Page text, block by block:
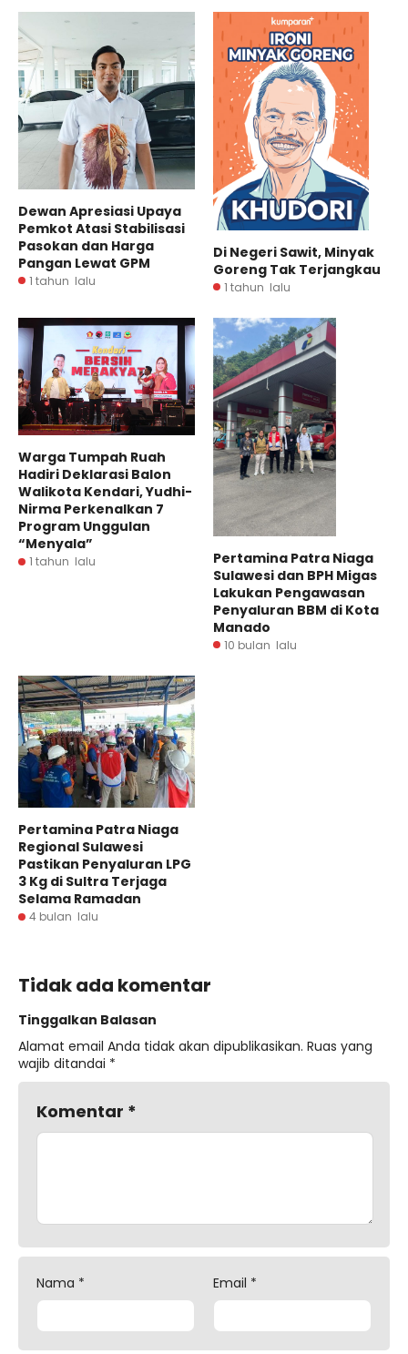
Dewan Apresiasi Upaya
Pemkot Atasi Stabilisasi
Pasokan dan Harga
Pangan Lewat GPM
1 tahun lalu
Di Negeri Sawit, Minyak
Goreng Tak Terjangkau
1 tahun lalu
Warga Tumpah Ruah
Hadiri Deklarasi Balon
Walikota Kendari, Yudhi-
Nirma Perkenalkan 7
Program Unggulan
“Menyala”
1 tahun lalu
Pertamina Patra Niaga
Sulawesi dan BPH Migas
Lakukan Pengawasan
Penyaluran BBM di Kota
Manado
10 bulan lalu
Pertamina Patra Niaga
Regional Sulawesi
Pastikan Penyaluran LPG
3 Kg di Sultra Terjaga
Selama Ramadan
4 bulan lalu
Tidak ada komentar
Tinggalkan Balasan
Alamat email Anda tidak akan dipublikasikan. Ruas yang
wajib ditandai *
Komentar *
Nama * Email *